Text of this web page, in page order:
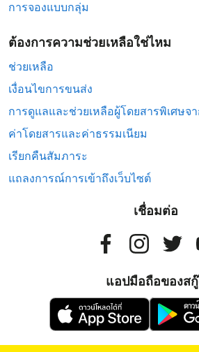
การจองแบบกลุ่ม
ต้องการความช่วยเหลือใช่ไหม
ช่วยเหลือ
เงื่อนไขการขนส่ง
การดูแลและช่วยเหลือผู้โดยสารพิเศษจ
ค่าโดยสารและค่าธรรมเนียม
เรียกคืนสัมภาระ
แถลงการณ์การเข้าถึงเว็บไซต์
เชื่อมต่อ
แอปมือถือของส